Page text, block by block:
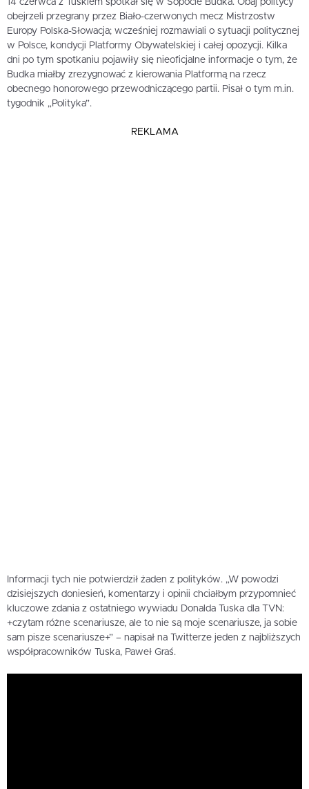
obejrzeli przegrany przez Biało-czerwonych mecz Mistrzostw
Europy Polska-Słowacja; wcześniej rozmawiali o sytuacji politycznej
w Polsce, kondycji Platformy Obywatelskiej i całej opozycji. Kilka
dni po tym spotkaniu pojawiły się nieoficjalne informacje o tym, że
Budka miałby zrezygnować z kierowania Platformą na rzecz
obecnego honorowego przewodniczącego partii. Pisał o tym m.in.
tygodnik „Polityka”.
REKLAMA
Informacji tych nie potwierdził żaden z polityków. „W powodzi
dzisiejszych doniesień, komentarzy i opinii chciałbym przypomnieć
kluczowe zdania z ostatniego wywiadu Donalda Tuska dla TVN:
+czytam różne scenariusze, ale to nie są moje scenariusze, ja sobie
sam pisze scenariusze+” – napisał na Twitterze jeden z najbliższych
współpracowników Tuska, Paweł Graś.